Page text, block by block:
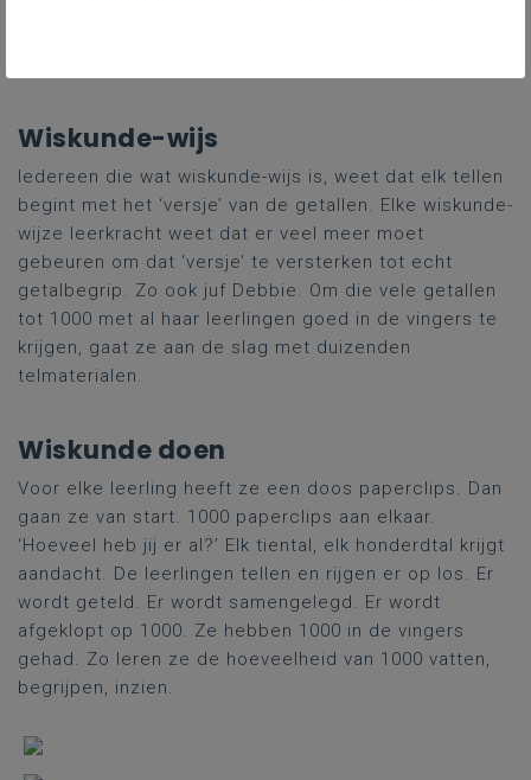
Wiskunde-wijs
Iedereen die wat wiskunde-wijs is, weet dat elk tellen
begint met het ‘versje’ van de getallen. Elke wiskunde-
wijze leerkracht weet dat er veel meer moet
gebeuren om dat ‘versje’ te versterken tot echt
getalbegrip. Zo ook juf Debbie. Om die vele getallen
tot 1000 met al haar leerlingen goed in de vingers te
krijgen, gaat ze aan de slag met duizenden
telmaterialen.
Wiskunde doen
Voor elke leerling heeft ze een doos paperclips. Dan
gaan ze van start. 1000 paperclips aan elkaar.
‘Hoeveel heb jij er al?’ Elk tiental, elk honderdtal krijgt
aandacht. De leerlingen tellen en rijgen er op los. Er
wordt geteld. Er wordt samengelegd. Er wordt
afgeklopt op 1000. Ze hebben 1000 in de vingers
gehad. Zo leren ze de hoeveelheid van 1000 vatten,
begrijpen, inzien.